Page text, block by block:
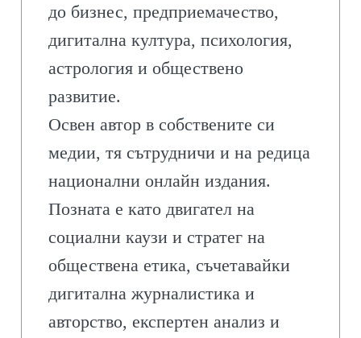
до бизнес, предприемачество,
дигитална култура, психология,
астрология и обществено
развитие.
Освен автор в собствените си
медии, тя сътрудничи и на редица
национални онлайн издания.
Позната е като двигател на
социални каузи и стратег на
обществена етика, съчетавайки
дигитална журналистика и
авторство, експертен анализ и